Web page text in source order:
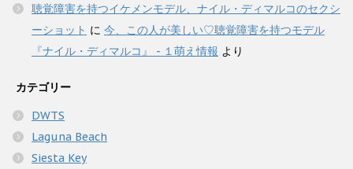
聴覚障害を持つイケメンモデル、ナイル・ディマルコのセクシ
ーショット に 今、この人が美しい♡聴覚障害を持つモデル
『ナイル・ディマルコ』 - １萌え情報 より
カテゴリー
DWTS
Laguna Beach
Siesta Key